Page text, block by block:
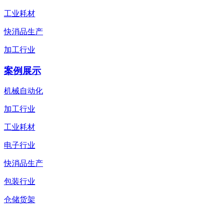
工业耗材
快消品生产
加工行业
案例展示
机械自动化
加工行业
工业耗材
电子行业
快消品生产
包装行业
仓储货架